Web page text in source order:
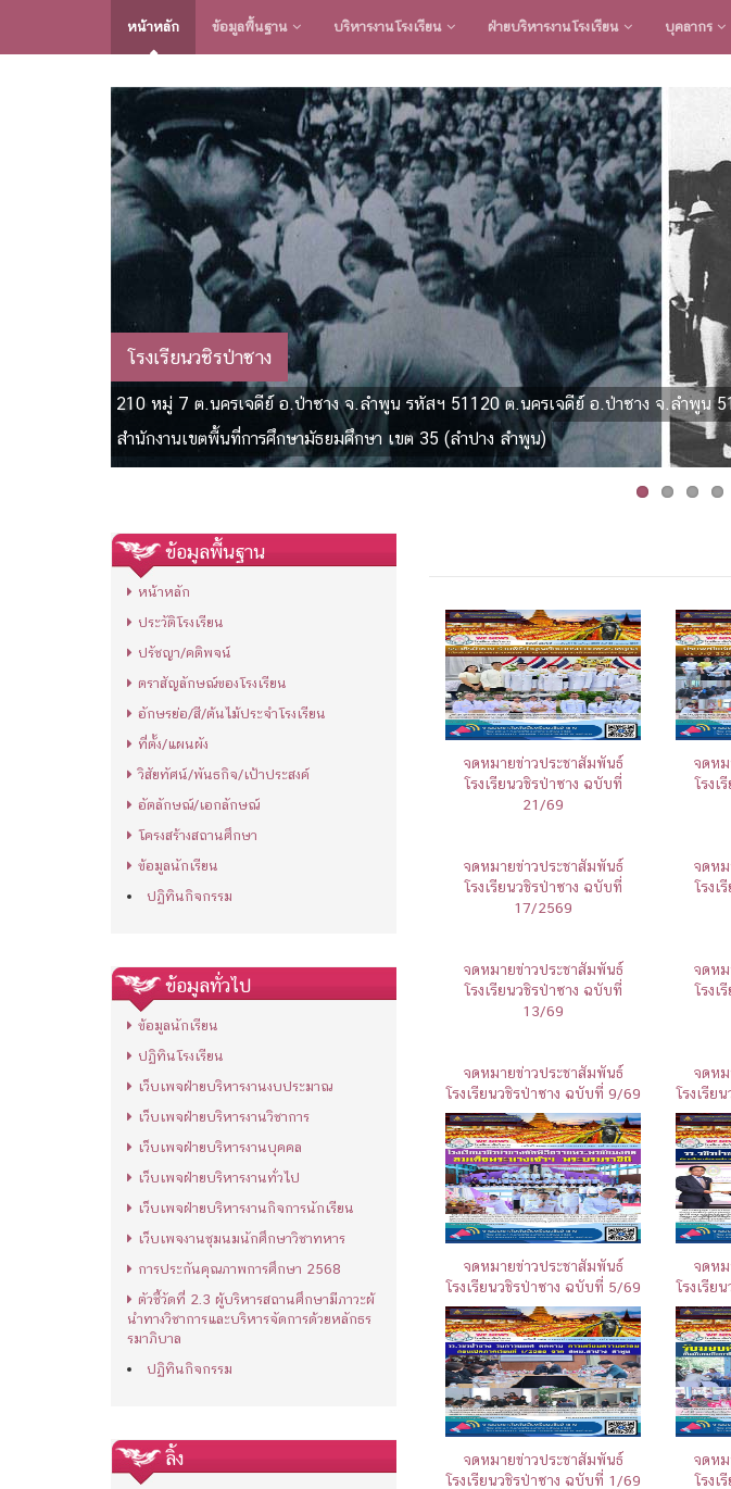
หน้าหลัก ข้อมูลพื้นฐาน บริหารงานโรงเรียน ฝ่ายบริหารงานโรงเรียน บุคลากร
โรงเรียนวชิรป่าซาง
210 หมู่ 7 ต.นครเจดีย์ อ.ป่าซาง จ.ลำพูน รหัสฯ 51120 ต.นครเจดีย์ อ.ป่าซาง จ.ลำพูน
สำนักงานเขตพื้นที่การศึกษามัธยมศึกษา เขต 35 (ลำปาง ลำพูน)
ข้อมูลพื้นฐาน
หน้าหลัก
ประวัติโรงเรียน
ปรัชญา/คติพจน์
ตราสัญลักษณ์ของโรงเรียน
อักษรย่อ/สี/ต้นไม้ประจำโรงเรียน
ที่ตั้ง/แผนผัง
วิสัยทัศน์/พันธกิจ/เป้าประสงค์
อัตลักษณ์/เอกลักษณ์
โครงสร้างสถานศึกษา
ข้อมูลนักเรียน
ปฏิทินกิจกรรม
ข้อมูลทั่วไป
ข้อมูลนักเรียน
ปฏิทินโรงเรียน
เว็บเพจฝ่ายบริหารงานงบประมาณ
เว็บเพจฝ่ายบริหารงานวิชาการ
เว็บเพจฝ่ายบริหารงานบุคคล
เว็บเพจฝ่ายบริหารงานทั่วไป
เว็บเพจฝ่ายบริหารงานกิจการนักเรียน
เว็บเพจงานชุมนมนักศึกษาวิชาทหาร
การประกันคุณภาพการศึกษา 2568
ตัวชี้วัดที่ 2.3 ผู้บริหารสถานศึกษามีภาวะผ้
นำทางวิชาการและบริหารจัดการด้วยหลักธร
รมาภิบาล
ปฏิทินกิจกรรม
ลิ้ง
จดหมายข่าวประชาสัมพันธ์
โรงเรียนวชิรป่าซาง ฉบับที่
21/69
จดหม
โรงเ
จดหมายข่าวประชาสัมพันธ์
โรงเรียนวชิรป่าซาง ฉบับที่
17/2569
จดหม
โรงเ
จดหมายข่าวประชาสัมพันธ์
โรงเรียนวชิรป่าซาง ฉบับที่
13/69
จดหม
โรงเ
จดหมายข่าวประชาสัมพันธ์
โรงเรียนวชิรป่าซาง ฉบับที่ 9/69
จดหม
โรงเรีย
จดหมายข่าวประชาสัมพันธ์
โรงเรียนวชิรป่าซาง ฉบับที่ 5/69
จดหม
โรงเรีย
จดหมายข่าวประชาสัมพันธ์
โรงเรียนวชิรป่าซาง ฉบับที่ 1/69
จดหม
โรงเ